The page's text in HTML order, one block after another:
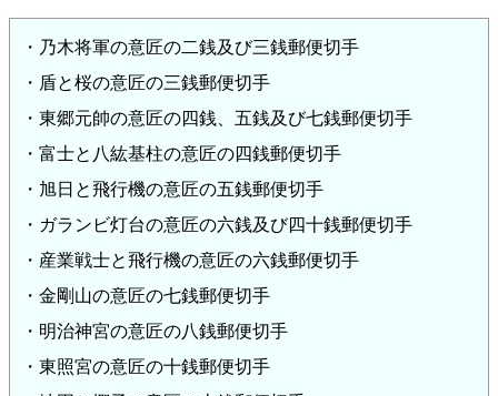
・乃木将軍の意匠の二銭及び三銭郵便切手
・盾と桜の意匠の三銭郵便切手
・東郷元帥の意匠の四銭、五銭及び七銭郵便切手
・富士と八紘基柱の意匠の四銭郵便切手
・旭日と飛行機の意匠の五銭郵便切手
・ガランビ灯台の意匠の六銭及び四十銭郵便切手
・産業戦士と飛行機の意匠の六銭郵便切手
・金剛山の意匠の七銭郵便切手
・明治神宮の意匠の八銭郵便切手
・東照宮の意匠の十銭郵便切手